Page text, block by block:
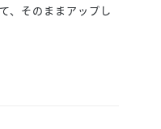
、そのままアップし